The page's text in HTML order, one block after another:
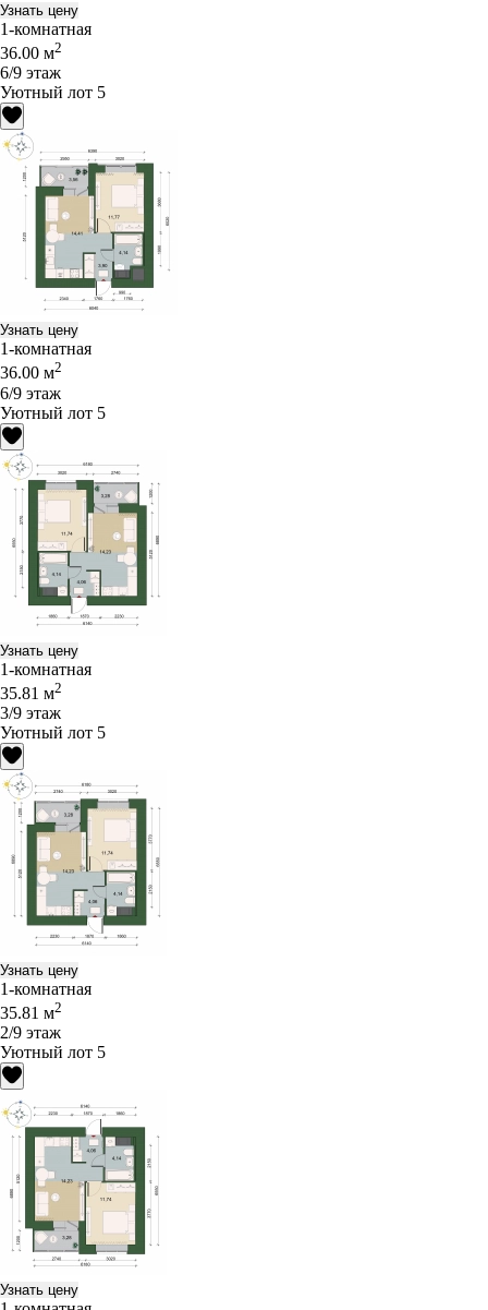
Узнать цену
1-комнатная
36.00 м2
6/9 этаж
Уютный лот 5
Узнать цену
1-комнатная
36.00 м2
6/9 этаж
Уютный лот 5
Узнать цену
1-комнатная
35.81 м2
3/9 этаж
Уютный лот 5
Узнать цену
1-комнатная
35.81 м2
2/9 этаж
Уютный лот 5
Узнать цену